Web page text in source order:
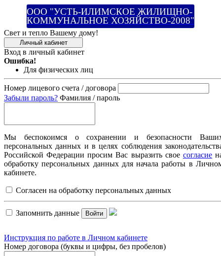
ООО "УСТЬ-ИЛИМСКОЕ ЖИЛИЩНО-
КОММУНАЛЬНОЕ ХОЗЯЙСТВО-2008"
Свет и тепло Вашему дому!
Личный кабинет
Вход в личный кабинет
Ошибка!
Для физических лиц
Номер лицевого счета / договора
Забыли пароль? Фамилия / пароль
Мы беспокоимся о сохранении и безопасности
персональных данных и в целях соблюдения
Российской Федерации просим Вас выразить свое согласие
обработку персональных данных для начала работы в
кабинете.
Согласен на обработку персональных данных
Запомнить данные Войти
Инструкция по работе в Личном кабинете
Номер договора (буквы и цифры, без пробелов)